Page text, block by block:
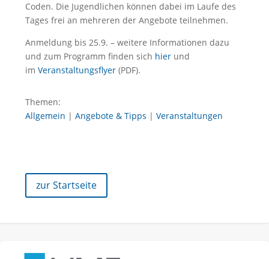
Coden. Die Jugendlichen können dabei im Laufe des
Tages frei an mehreren der Angebote teilnehmen.
Anmeldung bis 25.9. – weitere Informationen dazu
und zum Programm finden sich hier und
im Veranstaltungsflyer (PDF).
Themen:
Allgemein | Angebote & Tipps | Veranstaltungen
zur Startseite